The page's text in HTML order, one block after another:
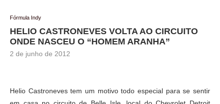
Fórmula Indy
HELIO CASTRONEVES VOLTA AO CIRCUITO
ONDE NASCEU O “HOMEM ARANHA”
2 de junho de 2012
Helio Castroneves tem um motivo todo especial para se sentir